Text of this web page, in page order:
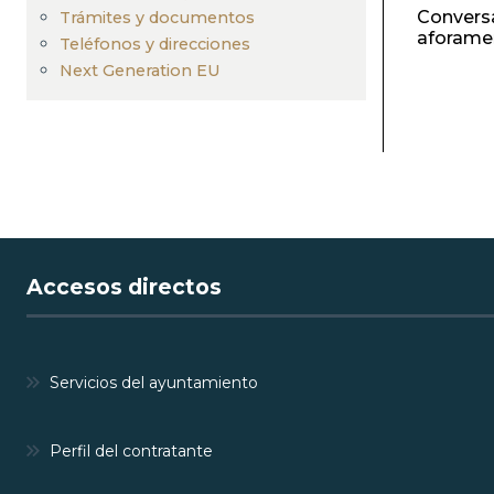
navegación
Trámites y documentos
Teléfonos y direcciones
Next Generation EU
Accesos directos
Servicios del ayuntamiento
Perfil del contratante